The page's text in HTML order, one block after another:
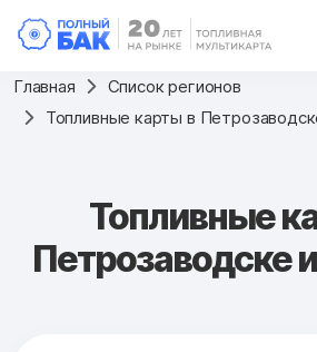
Главная
Список регионов
Топливные карты в
Топливные
Петрозаводске